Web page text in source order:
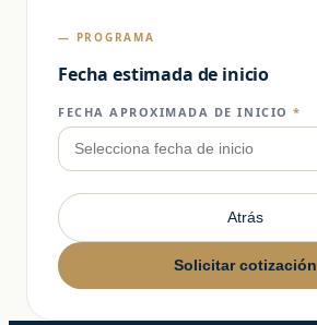
— PROGRAMA
Fecha estimada de inicio
FECHA APROXIMADA DE INICIO*
Atrás
Solicitar cotización